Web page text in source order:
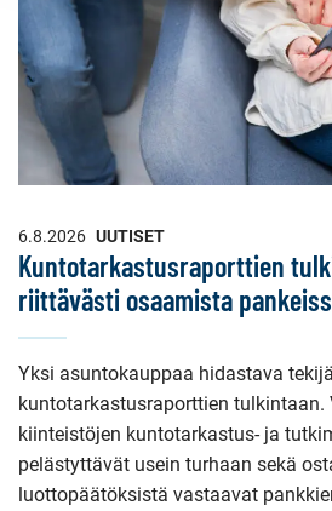
6.8.2026 UUTISET
Kuntotarkastusraporttien
riittävästi osaamista
Yksi asuntokauppaa hidastava
kuntotarkastusraporttien tulkintaan.
kiinteistöjen kuntotarkastus- ja
pelästyttävät usein turhaan sekä
luottopäätöksistä vastaavat